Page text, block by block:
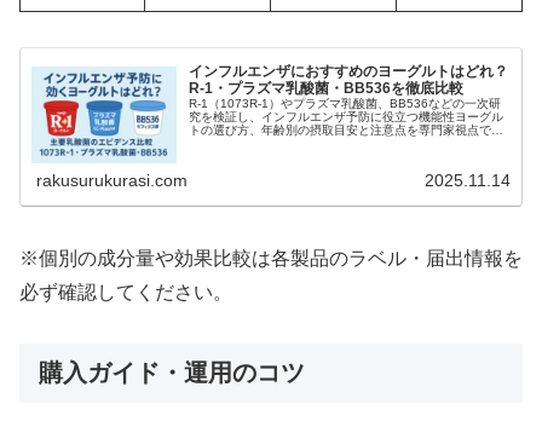
インフルエンザにおすすめのヨーグルトはどれ？
R-1・プラズマ乳酸菌・BB536を徹底比較
R-1（1073R-1）やプラズマ乳酸菌、BB536などの一次研
究を検証し、インフルエンザ予防に役立つ機能性ヨーグル
トの選び方、年齢別の摂取目安と注意点を専門家視点で分
rakusurukurasi.com 2025.11.14
※個別の成分量や効果比較は各製品のラベル・届出情報を
必ず確認してください。
購入ガイド・運用のコツ